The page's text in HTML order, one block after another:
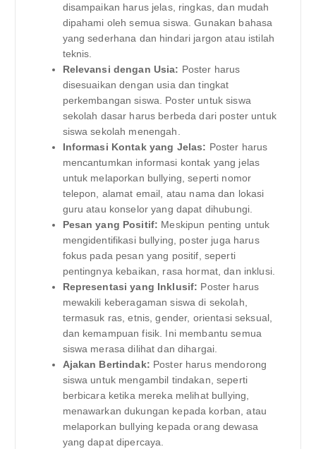
disampaikan harus jelas, ringkas, dan mudah
dipahami oleh semua siswa. Gunakan bahasa
yang sederhana dan hindari jargon atau istilah
teknis.
Relevansi dengan Usia: Poster harus
disesuaikan dengan usia dan tingkat
perkembangan siswa. Poster untuk siswa
sekolah dasar harus berbeda dari poster untuk
siswa sekolah menengah.
Informasi Kontak yang Jelas: Poster harus
mencantumkan informasi kontak yang jelas
untuk melaporkan bullying, seperti nomor
telepon, alamat email, atau nama dan lokasi
guru atau konselor yang dapat dihubungi.
Pesan yang Positif: Meskipun penting untuk
mengidentifikasi bullying, poster juga harus
fokus pada pesan yang positif, seperti
pentingnya kebaikan, rasa hormat, dan inklusi.
Representasi yang Inklusif: Poster harus
mewakili keberagaman siswa di sekolah,
termasuk ras, etnis, gender, orientasi seksual,
dan kemampuan fisik. Ini membantu semua
siswa merasa dilihat dan dihargai.
Ajakan Bertindak: Poster harus mendorong
siswa untuk mengambil tindakan, seperti
berbicara ketika mereka melihat bullying,
menawarkan dukungan kepada korban, atau
melaporkan bullying kepada orang dewasa
yang dapat dipercaya.